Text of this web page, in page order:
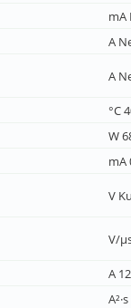
mA
A
A
°C
W
mA
V
V/
A